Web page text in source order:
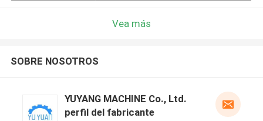
Vea más
SOBRE NOSOTROS
YUYANG MACHINE Co., Ltd.
perfil del fabricante